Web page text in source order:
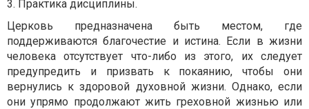
3. Практика дисциплины.
Церковь предназначена быть местом, где
поддерживаются благочестие и истина. Если в жизни
человека отсутствует что-либо из этого, их следует
предупредить и призвать к покаянию, чтобы они
вернулись к здоровой духовной жизни. Однако, если
они упрямо продолжают жить греховной жизнью или